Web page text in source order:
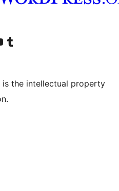
besuchen
YouTube-Kanal besuchen
Unser Tumblr-Konto besuchen
is the intellectual property